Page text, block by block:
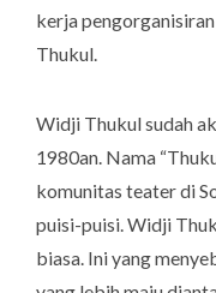
kerja
Thukul.
Widji Thukul sudah
1980an. Nama
komunitas teater di
puisi-puisi. Widji
biasa. Ini yang